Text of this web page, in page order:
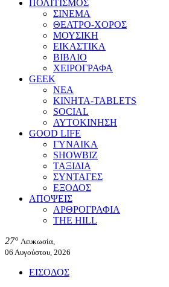
ΠΟΛΙΤΙΣΜΟΣ
ΣΙΝΕΜΑ
ΘΕΑΤΡΟ-ΧΟΡΟΣ
ΜΟΥΣΙΚΗ
ΕΙΚΑΣΤΙΚΑ
ΒΙΒΛΙΟ
ΧΕΙΡΟΓΡΑΦΑ
GEEK
ΝΕΑ
ΚΙΝΗΤΑ-TABLETS
SOCIAL
ΑΥΤΟΚΙΝΗΣΗ
GOOD LIFE
ΓΥΝΑΙΚΑ
SHOWBIZ
ΤΑΞΙΔΙΑ
ΣΥΝΤΑΓΕΣ
ΕΞΟΔΟΣ
ΑΠΟΨΕΙΣ
ΑΡΘΡΟΓΡΑΦΙΑ
THE HILL
27° Λευκωσία,
06 Αυγούστου, 2026
ΕΙΣΟΔΟΣ